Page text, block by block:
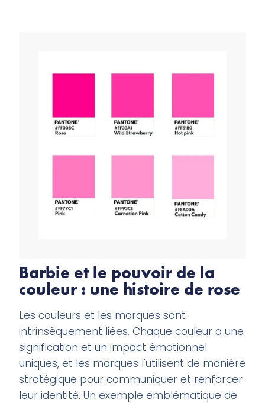
Barbie et le pouvoir de la
couleur : une histoire de rose
Les couleurs et les marques sont
intrinsèquement liées. Chaque couleur a une
signification et un impact émotionnel
uniques, et les marques l'utilisent de manière
stratégique pour communiquer et renforcer
leur identité. Un exemple emblématique de